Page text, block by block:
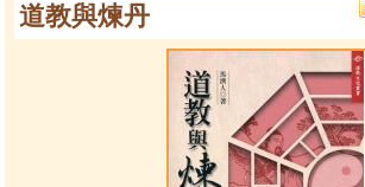
道教與煉丹